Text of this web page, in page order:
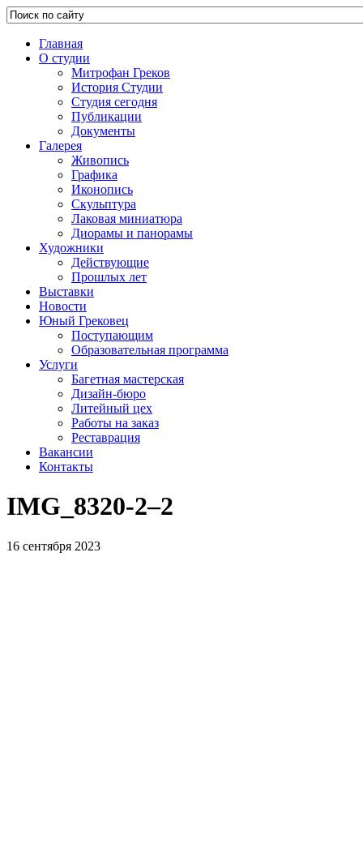
Главная
О студии
Митрофан Греков
История Студии
Студия сегодня
Публикации
Документы
Галерея
Живопись
Графика
Иконопись
Скульптура
Лаковая миниатюра
Диорамы и панорамы
Художники
Действующие
Прошлых лет
Выставки
Новости
Юный Грековец
Поступающим
Образовательная программа
Услуги
Багетная мастерская
Дизайн-бюро
Литейный цех
Работы на заказ
Реставрация
Вакансии
Контакты
IMG_8320‑2–2
16 сентября 2023